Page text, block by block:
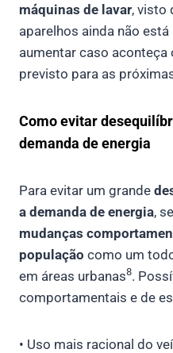
máquinas de lavar, visto
aparelhos ainda não
aumentar caso aconteça
previsto para as
Como evitar
demanda de energia
Para evitar um grande
a demanda de energia,
mudanças
população como um
em áreas urbanas8.
comportamentais e de
• Uso mais racional do